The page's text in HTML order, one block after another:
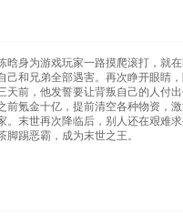
82 83
86 87
90 91
42 43
46 47
50 51
晗身为游戏玩家一路摸爬滚打，就
己和兄弟全部遇害。再次睁开眼睛
天前，他发誓要让背叛自己的人付
前氪金十亿，提前清空各种物资，
。末世再次降临后，别人还在艰难
踢恶霸，成为末世之王。